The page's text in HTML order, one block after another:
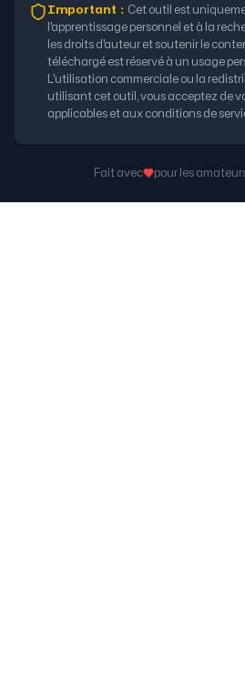
Important ： Cet outil est
l'apprentissage personnel et à la
les droits d'auteur et soutenir le
téléchargé est réservé à un usage
L'utilisation commerciale ou la
utilisant cet outil, vous acceptez de
applicables et aux conditions de
Fait avec pour les